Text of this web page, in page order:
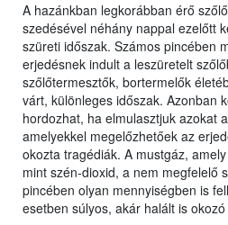
A hazánkban legkorábban érő
szedésével néhány nappal ezelőtt
szüreti időszak. Számos pincében
erjedésnek indult a leszüretelt
szőlőtermesztők, bortermelők
várt, különleges időszak. Azonban
hordozhat, ha elmulasztjuk azokat
amelyekkel megelőzhetőek az
okozta tragédiák. A mustgáz,
mint szén-dioxid, a nem megfelelő
pincében olyan mennyiségben is
esetben súlyos, akár halált is